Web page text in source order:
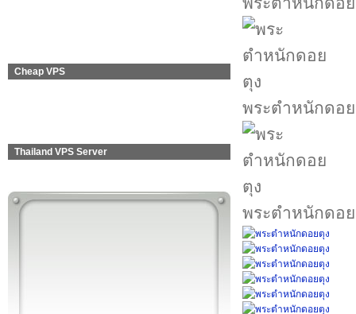
Cheap VPS
Thailand VPS Server
พระตำหนักดอ
พระตำหนักดอ